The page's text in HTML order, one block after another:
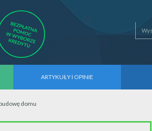
ARTYKUŁY I OPINIE
domu